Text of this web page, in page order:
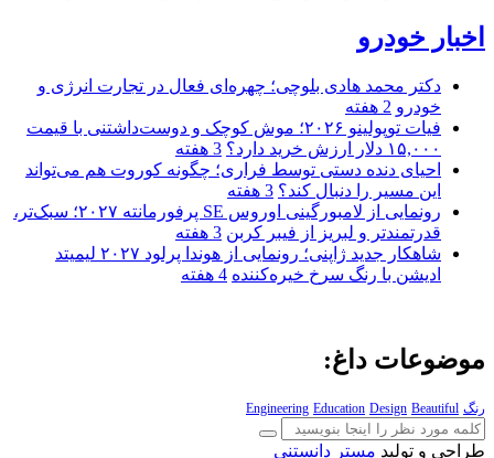
اخبار خودرو
دکتر محمد هادی بلوچی؛ چهره‌ای فعال در تجارت انرژی و
خودرو 2 هفته
فیات توپولینو ۲۰۲۶؛ موش کوچک و دوست‌داشتنی با قیمت
۱۵,۰۰۰ دلار ارزش خرید دارد؟
3 هفته
احیای دنده دستی توسط فراری؛ چگونه کوروت هم می‌تواند
این مسیر را دنبال کند؟ 3 هفته
رونمایی از لامبورگینی اوروس SE پرفورمانته ۲۰۲۷؛ سبک‌تر،
قدرتمندتر و لبریز از فیبر کربن 3 هفته
شاهکار جدید ژاپنی؛ رونمایی از هوندا پرلود ۲۰۲۷ لیمیتد
ادیشن با رنگ سرخ خیره‌کننده 4 هفته
موضوعات داغ:
رنگ Engineering Education Design Beautiful
طراحی و تولید مستر دانستنی